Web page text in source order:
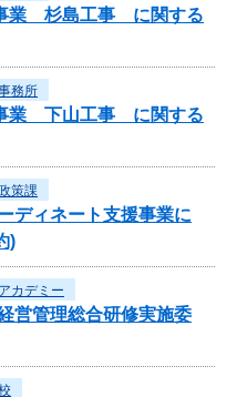
事業 杉島工事 に関する
務所
事業 下山工事 に関する
策課
ディネート支援事業に
)
カデミー
営管理総合研修実施委